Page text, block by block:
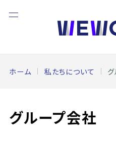
ホーム 私たちについて
グループ会社